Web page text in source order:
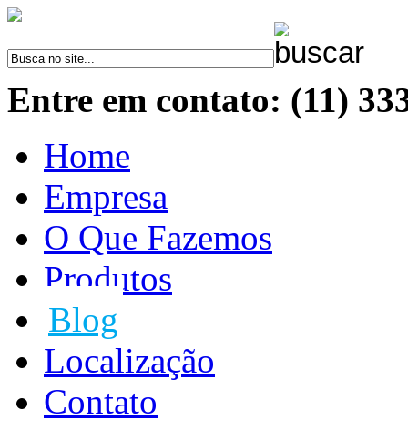
Entre em contato: (11)
Home
Empresa
O Que Fazemos
Produtos
Blog
Localização
Contato